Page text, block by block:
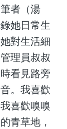
者（湯
她日常生
對生活細
理員叔叔
看見路旁
。我喜歡
喜歡嗅嗅
青草地，